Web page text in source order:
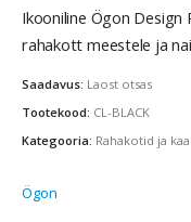
Ikooniline Ögon Design
rahakott meestele ja
Saadavus: Laost otsas
Tootekood: CL-BLACK
Kategooria: Rahakotid ja
Ögon